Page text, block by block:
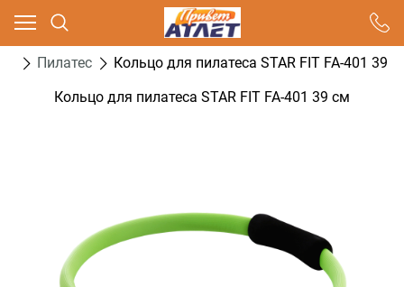
Пилатес
Кольцо для пилатеса STAR FIT FA-401 39
Кольцо для пилатеса STAR FIT FA-401 39 см
Ваш город - Москва,
угадали?
ДА НЕТ